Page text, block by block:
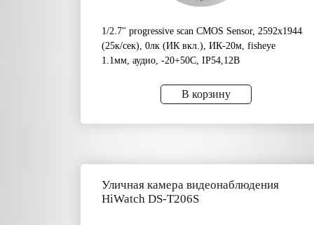
1/2.7" progressive scan CMOS Sensor, 2592х1944
(25к/сек), 0лк (ИК вкл.), ИК-20м, fisheye
1.1мм, аудио, -20+50C, IP54,12В
В корзину
Уличная камера видеонаблюдения
HiWatch DS-T206S